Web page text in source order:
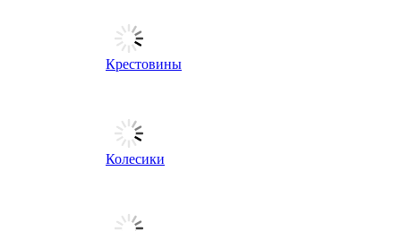
Крестовины
Колесики